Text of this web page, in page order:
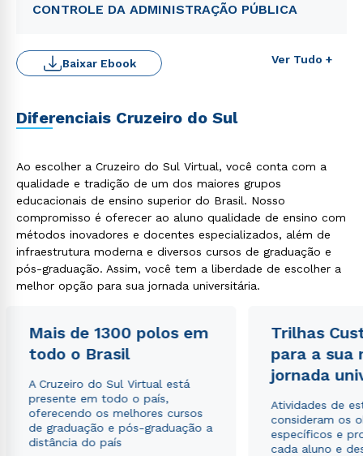
CONTROLE DA ADMINISTRAÇÃO PÚBLICA
Ver Tudo +
Baixar Ebook
Diferenciais Cruzeiro do Sul
Ao escolher a Cruzeiro do Sul Virtual, você conta com a
qualidade e tradição de um dos maiores grupos
educacionais de ensino superior do Brasil. Nosso
compromisso é oferecer ao aluno qualidade de ensino com
métodos inovadores e docentes especializados, além de
infraestrutura moderna e diversos cursos de graduação e
pós-graduação. Assim, você tem a liberdade de escolher a
melhor opção para sua jornada universitária.
Mais de 1300 polos em
todo o Brasil
A Cruzeiro do Sul Virtual está
presente em todo o país,
oferecendo os melhores cursos
de graduação e pós-graduação a
distância do país
Trilhas
para a sua
jornada
Atividades de
consideram os
específicos e
cada aluno e
Rápido e fácil
WhatsApp
ou
Estou de acordo com a Política de Privacidade.e
autorizo que meus dados sejam utilizados para o
envio de conteúdos da Cruzeiro do Sul.